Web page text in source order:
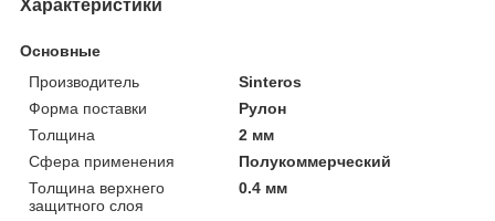
Характеристики
Основные
Производитель
Sinteros
Форма поставки
Рулон
Толщина
2 мм
Сфера применения
Полукоммерческий
Толщина верхнего
защитного слоя
0.4 мм